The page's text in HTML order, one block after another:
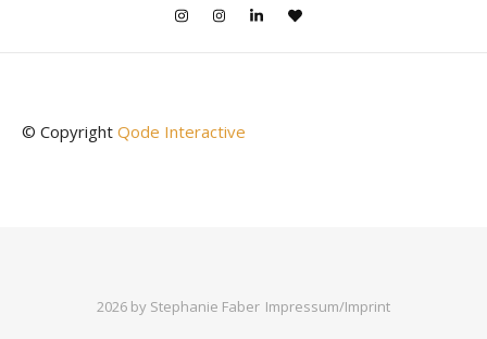
© Copyright Qode Interactive
2026 by Stephanie Faber Impressum/Imprint